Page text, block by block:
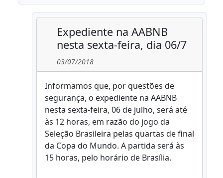
Expediente na AABNB
nesta sexta-feira, dia 06/7
03/07/2018
Informamos que, por questões de
segurança, o expediente na AABNB
nesta sexta-feira, 06 de julho, será até
às 12 horas, em razão do jogo da
Seleção Brasileira pelas quartas de final
da Copa do Mundo. A partida será às
15 horas, pelo horário de Brasília.